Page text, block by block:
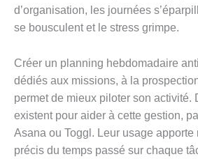
d’organisation, les journées
se bousculent et le stress grimpe.
Créer un planning hebdomadaire
dédiés aux missions, à la
permet de mieux piloter son activité.
existent pour aider à cette gestion,
Asana ou Toggl. Leur usage apporte
précis du temps passé sur chaque